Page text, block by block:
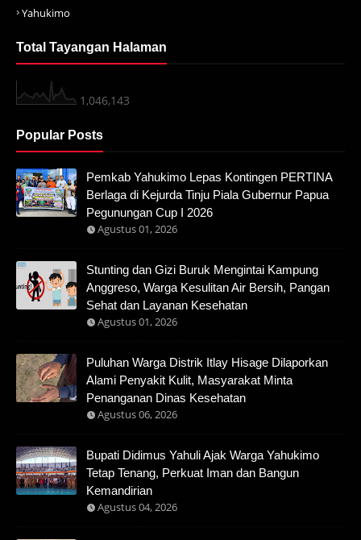
Yahukimo
Total Tayangan Halaman
1,046,143
Popular Posts
Pemkab Yahukimo Lepas Kontingen PERTINA
Berlaga di Kejurda Tinju Piala Gubernur Papua
Pegunungan Cup I 2026
Agustus 01, 2026
Stunting dan Gizi Buruk Mengintai Kampung
Anggreso, Warga Kesulitan Air Bersih, Pangan
Sehat dan Layanan Kesehatan
Agustus 01, 2026
Puluhan Warga Distrik Itlay Hisage Dilaporkan
Alami Penyakit Kulit, Masyarakat Minta
Penanganan Dinas Kesehatan
Agustus 06, 2026
Bupati Didimus Yahuli Ajak Warga Yahukimo
Tetap Tenang, Perkuat Iman dan Bangun
Kemandirian
Agustus 04, 2026